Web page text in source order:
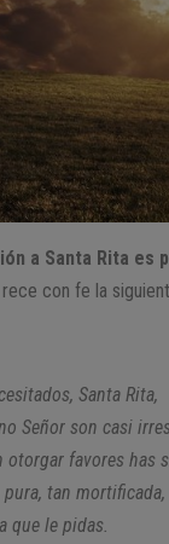
a Santa Rita es
con fe la
Santa Rita,
Señor son casi
otorgar favores has
tan
que le pidas.